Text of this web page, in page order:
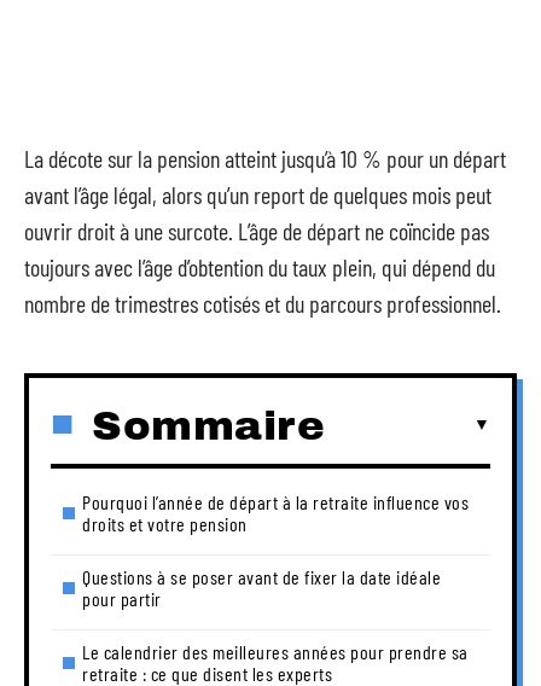
La décote sur la pension atteint jusqu’à 10 % pour un départ
avant l’âge légal, alors qu’un report de quelques mois peut
ouvrir droit à une surcote. L’âge de départ ne coïncide pas
toujours avec l’âge d’obtention du taux plein, qui dépend du
nombre de trimestres cotisés et du parcours professionnel.
Sommaire
Pourquoi l’année de départ à la retraite influence vos
droits et votre pension
Questions à se poser avant de fixer la date idéale
pour partir
Le calendrier des meilleures années pour prendre sa
retraite : ce que disent les experts